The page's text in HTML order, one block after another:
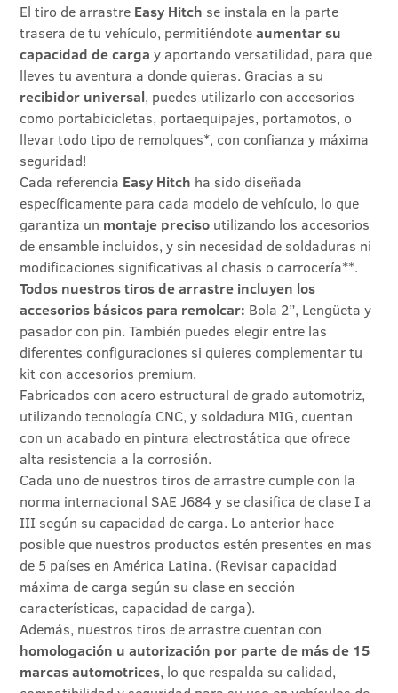
El tiro de arrastre Easy Hitch se instala en la parte
trasera de tu vehículo, permitiéndoteaumentar su
capacidad de carga y aportando versatilidad, para que
lleves tu aventura a donde quieras. Gracias a su
recibidor universal, puedes utilizarlo con accesorios
como portabicicletas, portaequipajes, portamotos, o
llevar todo tipo de remolques*, con confianza y máxima
seguridad!
Cada referencia Easy Hitch ha sido diseñada
específicamente para cada modelo de vehículo, lo que
garantiza un montaje preciso utilizando los accesorios
de ensamble incluidos, y sin necesidad de soldaduras ni
modificaciones significativas al chasis o carrocería**.
Todos nuestros tiros de arrastre incluyen los
accesorios básicos para remolcar: Bola 2”, Lengüeta y
pasador con pin. También puedes elegir entre las
diferentes configuraciones si quieres complementar tu
kit con accesorios premium.
Fabricados con acero estructural de grado automotriz,
utilizando tecnología CNC, y soldadura MIG, cuentan
con un acabado en pintura electrostática que ofrece
alta resistencia a la corrosión.
Cada uno de nuestros tiros de arrastre cumple con la
norma internacional SAE J684 y se clasifica de clase I a
III según su capacidad de carga. Lo anterior hace
posible que nuestros productos estén presentes en mas
de 5 países en América Latina. (Revisar capacidad
máxima de carga según su clase en sección
características, capacidad de carga).
Además, nuestros tiros de arrastre cuentan con
homologación u autorización por parte de más de 15
marcas automotrices, lo que respalda su calidad,